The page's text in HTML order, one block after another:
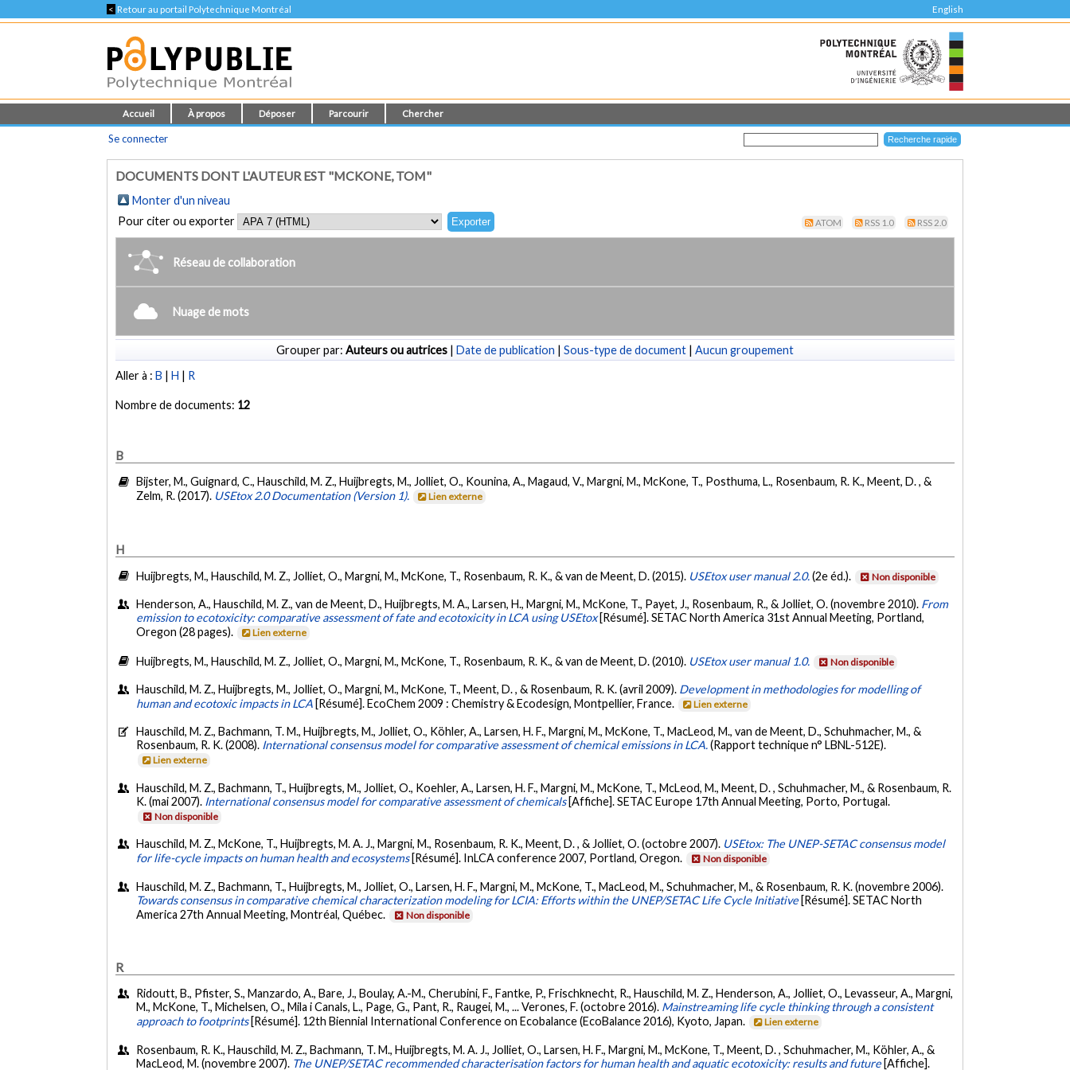
< Retour au portail Polytechnique Montréal English
Accueil À propos Déposer Parcourir Chercher
Se connecter
DOCUMENTS DONT L'AUTEUR EST "MCKONE, TOM"
Monter d'un niveau
Pour citer ou exporter
ATOM RSS 1.0 RSS 2.0
Réseau de collaboration
Nuage de mots
Grouper par: Auteurs ou autrices | Date de publication | Sous-type de document | Aucun groupement
Aller à :B |H | R
Nombre de documents: 12
B
Bijster, M., Guignard, C., Hauschild, M. Z., Huijbregts, M., Jolliet, O., Kounina, A., Magaud, V., Margni, M., McKone, T., Posthuma, L., Rosenbaum, R. K., Meent, D. , &
Zelm, R. (2017). USEtox 2.0 Documentation (Version 1). Lien externe
H
Huijbregts, M., Hauschild, M. Z., Jolliet, O., Margni, M., McKone, T., Rosenbaum, R. K., & van de Meent, D. (2015). USEtox user manual 2.0.(2e éd.). Non disponible
Henderson, A., Hauschild, M. Z., van de Meent, D., Huijbregts, M. A., Larsen, H., Margni, M., McKone, T., Payet, J., Rosenbaum, R., & Jolliet, O. (novembre 2010). From
emission to ecotoxicity: comparative assessment of fate and ecotoxicity in LCA using USEtox [Résumé]. SETAC North America 31st Annual Meeting, Portland,
Oregon (28 pages).
Lien externe
Huijbregts, M., Hauschild, M. Z., Jolliet, O., Margni, M., McKone, T., Rosenbaum, R. K., & van de Meent, D. (2010). USEtox user manual 1.0. Non disponible
Hauschild, M. Z., Huijbregts, M., Jolliet, O., Margni, M., McKone, T., Meent, D. , & Rosenbaum, R. K. (avril 2009). Development in methodologies for modelling of
human and ecotoxic impacts in LCA [Résumé]. EcoChem 2009 : Chemistry & Ecodesign, Montpellier, France. Lien externe
Hauschild, M. Z., Bachmann, T. M., Huijbregts, M., Jolliet, O., Köhler, A., Larsen, H. F., Margni, M., McKone, T., MacLeod, M., van de Meent, D., Schuhmacher, M., &
Rosenbaum, R. K. (2008). International consensus model for comparative assessment of chemical emissions in LCA.(Rapport technique n° LBNL-512E).
Lien externe
Hauschild, M. Z., Bachmann, T., Huijbregts, M., Jolliet, O., Koehler, A., Larsen, H. F., Margni, M., McKone, T., McLeod, M., Meent, D. , Schuhmacher, M., & Rosenbaum, R.
K. (mai 2007). International consensus model for comparative assessment of chemicals [Affiche]. SETAC Europe 17th Annual Meeting, Porto, Portugal.
Non disponible
Hauschild, M. Z., McKone, T., Huijbregts, M. A. J., Margni, M., Rosenbaum, R. K., Meent, D. , & Jolliet, O. (octobre 2007). USEtox: The UNEP-SETAC consensus model
for life-cycle impacts on human health and ecosystems [Résumé]. InLCA conference 2007, Portland, Oregon. Non disponible
Hauschild, M. Z., Bachmann, T., Huijbregts, M., Jolliet, O., Larsen, H. F., Margni, M., McKone, T., MacLeod, M., Schuhmacher, M., & Rosenbaum, R. K. (novembre 2006).
Towards consensus in comparative chemical characterization modeling for LCIA: Efforts within the UNEP/SETAC Life Cycle Initiative [Résumé]. SETAC North
America 27th Annual Meeting, Montréal, Québec.
Non disponible
R
Ridoutt, B., Pfister, S., Manzardo, A., Bare, J., Boulay, A.-M., Cherubini, F., Fantke, P., Frischknecht, R., Hauschild, M. Z., Henderson, A., Jolliet, O., Levasseur, A., Margni,
M., McKone, T., Michelsen, O., Mila i Canals, L., Page, G., Pant, R., Raugei, M., ... Verones, F. (octobre 2016). Mainstreaming life cycle thinking through a consistent
approach to footprints [Résumé]. 12th Biennial International Conference on Ecobalance (EcoBalance 2016), Kyoto, Japan. Lien externe
Rosenbaum, R. K., Hauschild, M. Z., Bachmann, T. M., Huijbregts, M. A. J., Jolliet, O., Larsen, H. F., Margni, M., McKone, T., Meent, D. , Schuhmacher, M., Köhler, A., &
MacLeod, M. (novembre 2007). The UNEP/SETAC recommended characterisation factors for human health and aquatic ecotoxicity: results and future [Affiche].